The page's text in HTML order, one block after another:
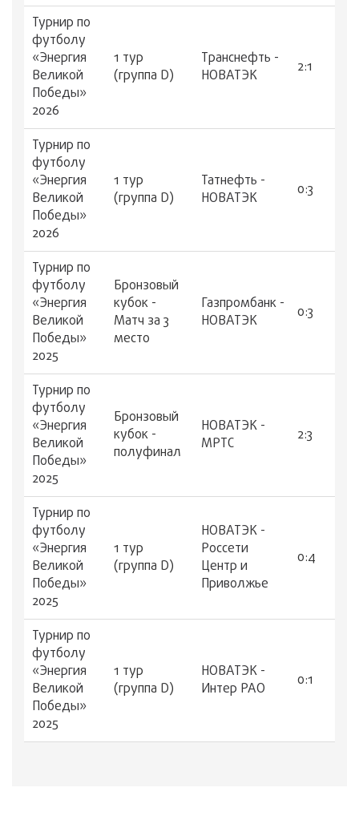
Турнир по
футболу
«Энергия
Великой
Победы»
2026
1 тур
(группа D)
Транснефть -
НОВАТЭК
2:1
Турнир по
футболу
«Энергия
Великой
Победы»
2026
1 тур
(группа D)
Татнефть -
НОВАТЭК
0:3
Турнир по
футболу
«Энергия
Великой
Победы»
2025
Бронзовый
кубок -
Матч за 3
место
Газпромбанк -
НОВАТЭК
0:3
Турнир по
футболу
«Энергия
Великой
Победы»
2025
Бронзовый
кубок -
полуфинал
НОВАТЭК -
МРТС
2:3
Турнир по
футболу
«Энергия
Великой
Победы»
2025
1 тур
(группа D)
НОВАТЭК -
Россети
Центр и
Приволжье
0:4
Турнир по
футболу
«Энергия
Великой
Победы»
2025
1 тур
(группа D)
НОВАТЭК -
Интер РАО
0:1